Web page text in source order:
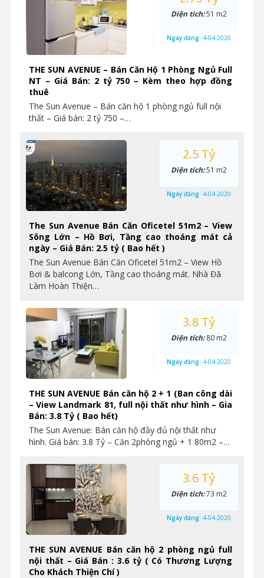
THE SUN AVENUE – Bán Căn Hộ 1 Phòng Ngủ Full
NT – Giá Bán: 2 tỷ 750 – Kèm theo hợp đồng
thuê
The Sun Avenue – Bán căn hộ 1 phòng ngủ full nội
thất – Giá bán: 2 tỷ 750 –…
Diện tích:51 m2
Ngày đăng: 4-04-2020
The Sun Avenue Bán Căn Oficetel 51m2 – View
Sông Lớn – Hồ Bơi, Tầng cao thoáng mát cả
ngày – Giá Bán: 2.5 tỷ ( Bao hết )
The Sun Avenue Bán Căn Oficetel 51m2 – View Hồ
Bơi & balcong Lớn, Tầng cao thoáng mát. Nhà Đã
Làm Hoàn Thiện…
2.5 Tỷ
Diện tích:51 m2
Ngày đăng: 4-04-2020
THE SUN AVENUE Bán căn hộ 2 + 1 (Ban công dài
– View Landmark 81, full nội thất như hình – Gia
Bán: 3.8 Tỷ ( Bao hết)
The Sun Avenue: Bán căn hộ đầy đủ nội thất như
hình. Giá bán: 3.8 Tỷ – Căn 2phòng ngủ + 1 80m2 –…
3.8 Tỷ
Diện tích:80 m2
Ngày đăng: 4-04-2020
THE SUN AVENUE Bán căn hộ 2 phòng ngủ full
nội thất – Giá Bán : 3.6 tỷ ( Có Thương Lượng
Cho Khách Thiện Chí )
3.6 Tỷ
Diện tích:73 m2
Ngày đăng: 4-04-2020